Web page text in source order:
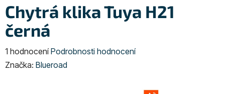
Chytrá klika Tuya H21
černá
Průměrné
hodnocení
1 hodnocení Podrobnosti hodnocení
Značka: Blueroad